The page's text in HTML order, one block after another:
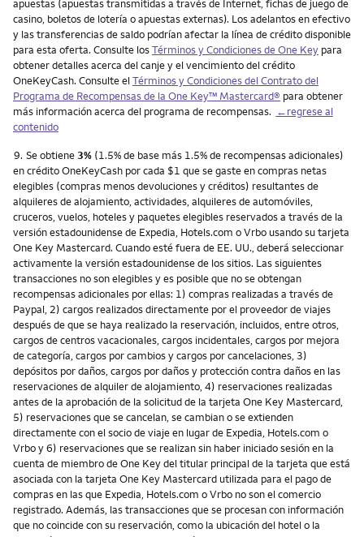
apuestas (apuestas transmitidas a través de Internet, fichas de juego de
casino, boletos de lotería o apuestas externas). Los adelantos en efectivo
y las transferencias de saldo podrían afectar la línea de crédito disponible
para esta oferta. Consulte losTérminos y Condiciones de One Key para
obtener detalles acerca del canje y el vencimiento del crédito
OneKeyCash. Consulte elTérminos y Condiciones del Contrato del
Programa de Recompensas de la One Key™ Mastercard® para obtener
más información acerca del programa de recompensas. ←regrese al
contenido
Nota
9. Se obtiene 3% (1.5% de base más 1.5% de recompensas adicionales)
en crédito OneKeyCash por cada $1 que se gaste en compras netas
elegibles (compras menos devoluciones y créditos) resultantes de
alquileres de alojamiento, actividades, alquileres de automóviles,
cruceros, vuelos, hoteles y paquetes elegibles reservados a través de la
versión estadounidense de Expedia, Hotels.com o Vrbo usando su tarjeta
One Key Mastercard. Cuando esté fuera de EE. UU., deberá seleccionar
activamente la versión estadounidense de los sitios. Las siguientes
transacciones no son elegibles y es posible que no se obtengan
recompensas adicionales por ellas: 1) compras realizadas a través de
Paypal, 2) cargos realizados directamente por el proveedor de viajes
después de que se haya realizado la reservación, incluidos, entre otros,
cargos de centros vacacionales, cargos incidentales, cargos por mejora
de categoría, cargos por cambios y cargos por cancelaciones, 3)
depósitos por daños, cargos por daños y protección contra daños en las
reservaciones de alquiler de alojamiento, 4) reservaciones realizadas
antes de la aprobación de la solicitud de la tarjeta One Key Mastercard,
5) reservaciones que se cancelan, se cambian o se extienden
directamente con el socio de viaje en lugar de Expedia, Hotels.com o
Vrbo y 6) reservaciones que se realizan sin haber iniciado sesión en la
cuenta de miembro de One Key del titular principal de la tarjeta que está
asociada con la tarjeta One Key Mastercard utilizada para el pago de
compras en las que Expedia, Hotels.com o Vrbo no son el comercio
registrado. Además, las transacciones que se procesan con información
que no coincide con su reservación, como la ubicación del hotel o la